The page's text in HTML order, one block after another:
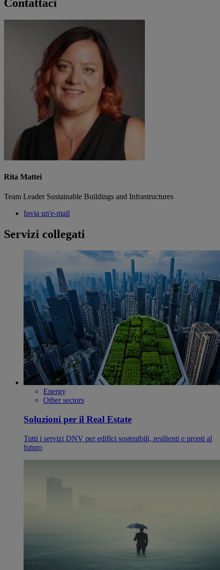
Contattaci
Rita Mattei
Team Leader Sustainable Buildings and Infrastructures
Invia un'e-mail
Servizi collegati
Energy
Other sectors
Soluzioni per il Real Estate
Tutti i servizi DNV per edifici sostenibili, resilienti e pronti al
futuro